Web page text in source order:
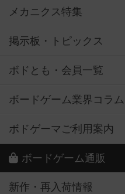
メカニクス特集
掲示板・トピックス
ボドとも・会員一覧
ボードゲーム業界コラム
ボドゲーマご利用案内
ボードゲーム通販
新作・再入荷情報